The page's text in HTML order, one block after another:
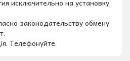
исключительно на установку
законодательству обмену
Телефонуйте.